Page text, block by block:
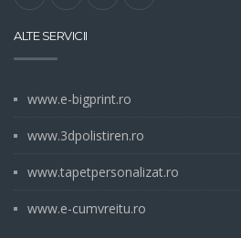
ALTE SERVICII
www.e-bigprint.ro
www.3dpolistiren.ro
www.tapetpersonalizat.ro
www.e-cumvreitu.ro